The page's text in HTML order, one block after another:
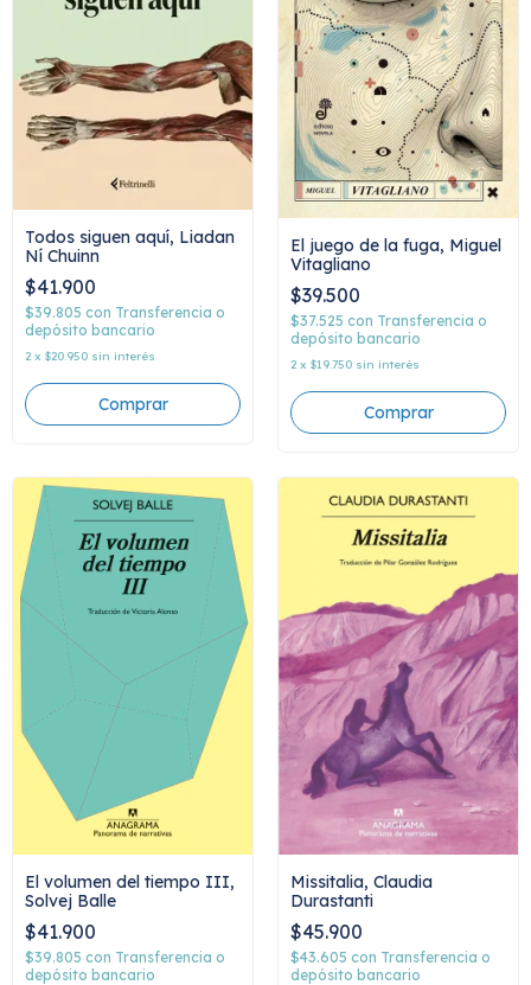
Todos siguen aquí, Liadan
Ní Chuinn
$41.900
$39.805 con Transferencia o
depósito bancario
2 x $20.950 sin interés
El juego de la fuga, Miguel
Vitagliano
$39.500
$37.525 con Transferencia o
depósito bancario
2 x $19.750 sin interés
El volumen del tiempo III,
Solvej Balle
$41.900
$39.805 con Transferencia o
depósito bancario
Missitalia, Claudia
Durastanti
$45.900
$43.605 con Transferencia o
depósito bancario